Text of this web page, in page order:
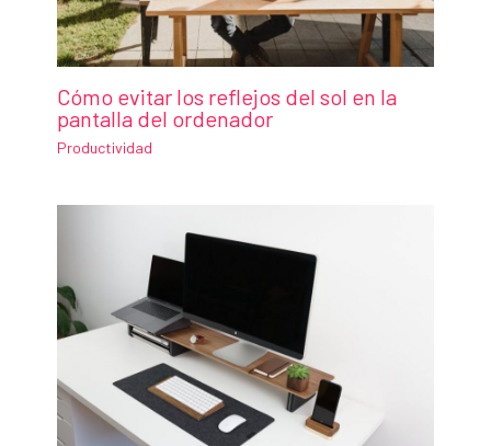
Cómo evitar los reflejos del sol en la
pantalla del ordenador
Productividad